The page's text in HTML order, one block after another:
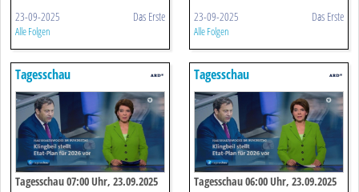
23-09-2025 Das Erste
Alle Folgen
23-09-2025 Das Erste
Alle Folgen
Tagesschau
Tagesschau 07:00 Uhr, 23.09.2025
Tagesschau
Tagesschau 06:00 Uhr, 23.09.2025